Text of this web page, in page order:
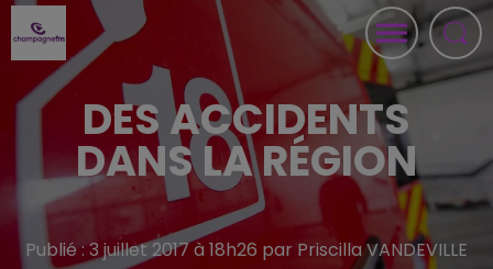
DES ACCIDENTS
DANS LA RÉGION
Publié : 3 juillet 2017 à 18h26 par Priscilla VANDEVILLE